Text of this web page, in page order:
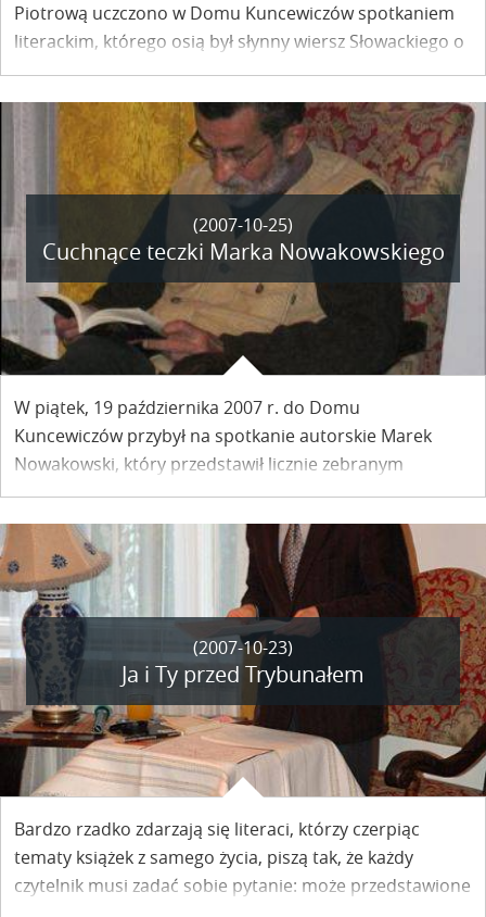
Piotrową uczczono w Domu Kuncewiczów spotkaniem
literackim, którego osią był słynny wiersz Słowackiego o
„słowiańskim papieżu – ludowym bracie”.
(2007-10-25)
Cuchnące teczki Marka Nowakowskiego
W piątek, 19 października 2007 r. do Domu
Kuncewiczów przybył na spotkanie autorskie Marek
Nowakowski, który przedstawił licznie zebranym
słuchaczom książkę pt. „Kryptonim ‘Nowak’. Tajemnice
mojej esbeckiej teczki", opublikowaną przez
Wydawnictwo Newsweek Polska w I połowie r. 2007.
(2007-10-23)
Ja i Ty przed Trybunałem
Bardzo rzadko zdarzają się literaci, którzy czerpiąc
tematy książek z samego życia, piszą tak, że każdy
czytelnik musi zadać sobie pytanie: może przedstawione